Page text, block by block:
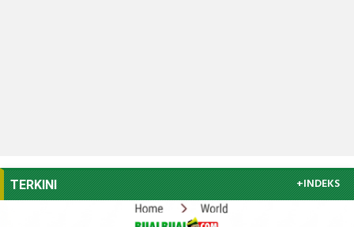
TERKINI +INDEKS